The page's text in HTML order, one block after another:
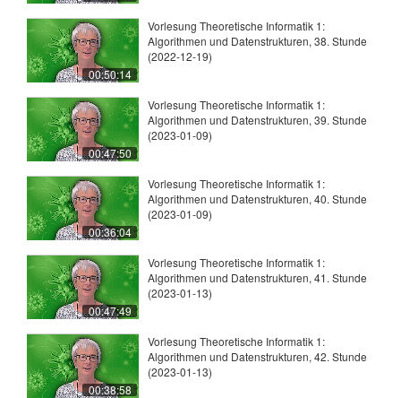
00:50:14
Vorlesung Theoretische Informatik 1:
Algorithmen und Datenstrukturen, 38. Stunde
(2022-12-19)
00:47:50
Vorlesung Theoretische Informatik 1:
Algorithmen und Datenstrukturen, 39. Stunde
(2023-01-09)
00:36:04
Vorlesung Theoretische Informatik 1:
Algorithmen und Datenstrukturen, 40. Stunde
(2023-01-09)
00:47:49
Vorlesung Theoretische Informatik 1:
Algorithmen und Datenstrukturen, 41. Stunde
(2023-01-13)
00:38:58
Vorlesung Theoretische Informatik 1:
Algorithmen und Datenstrukturen, 42. Stunde
(2023-01-13)